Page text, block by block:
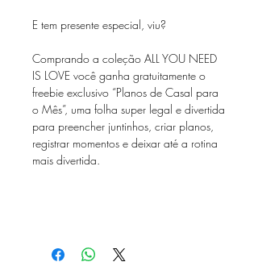
E tem presente especial, viu?
Comprando a coleção ALL YOU NEED
IS LOVE você ganha gratuitamente o
freebie exclusivo “Planos de Casal para
o Mês”, uma folha super legal e divertida
para preencher juntinhos, criar planos,
registrar momentos e deixar até a rotina
mais divertida.